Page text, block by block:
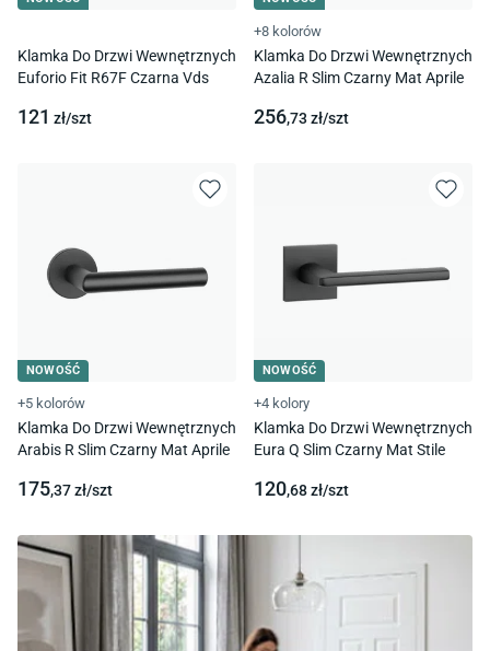
Klamka Do Drzwi Wewnętrznych
Euforio Fit R67F Czarna Vds
121 zł/szt
+8 kolorów
Klamka Do Drzwi Wewnętrznych
Azalia R Slim Czarny Mat Aprile
256,73zł/szt
NOWOŚĆ
+5 kolorów
Klamka Do Drzwi Wewnętrznych
Arabis R Slim Czarny Mat Aprile
175,37zł/szt
NOWOŚĆ
+4 kolory
Klamka Do Drzwi Wewnętrznych
Eura Q Slim Czarny Mat Stile
120,68zł/szt